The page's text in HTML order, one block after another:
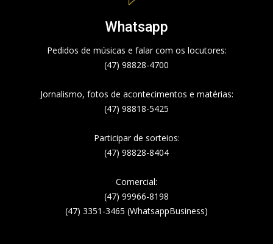
Whatsapp
Pedidos de músicas e falar com os locutores:
(47) 98828-4700
Jornalismo, fotos de acontecimentos e matérias:
(47) 98818-5425
Participar de sorteios:
(47) 98828-8404
Comercial:
(47) 99966-8198
(47) 3351-3465 (WhatsappBusiness)